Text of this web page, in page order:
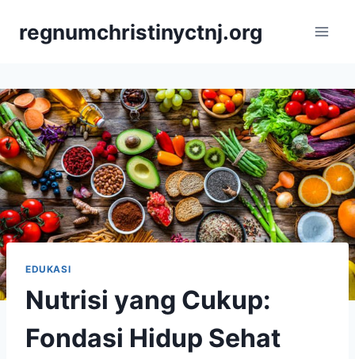
regnumchristinyctnj.org
EDUKASI
Nutrisi yang Cukup:
Fondasi Hidup Sehat